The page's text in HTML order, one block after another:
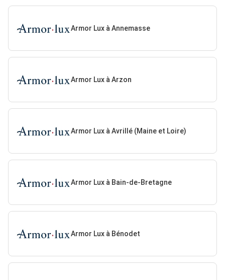
Armor Lux à Annemasse
Armor Lux à Arzon
Armor Lux à Avrillé (Maine et Loire)
Armor Lux à Bain-de-Bretagne
Armor Lux à Bénodet